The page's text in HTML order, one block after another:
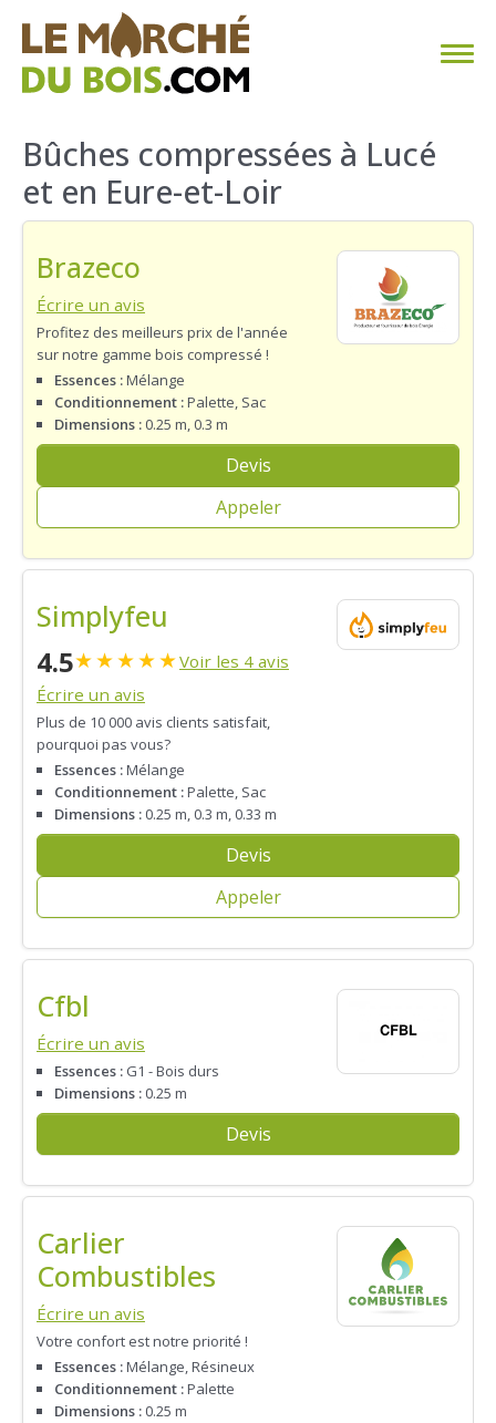
CHAUFFAGE AU BOIS
FAQ
TROUVER SON FOURNISSEUR
BLOG
ESPACE PRO
Bûches compressées à Lucé
et en Eure-et-Loir
Brazeco
Écrire un avis
Profitez des meilleurs prix de l'année
sur notre gamme bois compressé !
Essences :Mélange
Conditionnement :Palette, Sac
Dimensions : 0.25 m, 0.3 m
Devis
Appeler
Simplyfeu
4.5★★★★★Voir les 4 avis
Écrire un avis
Plus de 10 000 avis clients satisfait,
pourquoi pas vous?
Essences :Mélange
Conditionnement :Palette, Sac
Dimensions : 0.25 m, 0.3 m, 0.33 m
Devis
Appeler
Cfbl
Écrire un avis
Essences : G1 - Bois durs
Dimensions : 0.25 m
Devis
Carlier
Combustibles
Écrire un avis
Votre confort est notre priorité !
Essences :Mélange, Résineux
Conditionnement :Palette
Dimensions : 0.25 m